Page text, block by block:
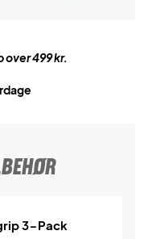
over 499 kr.
3-Pack